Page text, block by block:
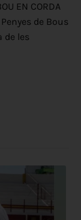
EN CORDA
Penyes de Bous
de les